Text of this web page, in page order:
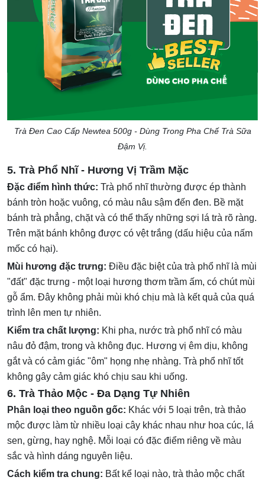
Trà Đen Cao Cấp Newtea 500g - Dùng Trong Pha Chế Trà Sữa
Đậm Vị.
5. Trà Phổ Nhĩ - Hương Vị Trầm Mặc
Đặc điểm hình thức: Trà phổ nhĩ thường được ép thành
bánh tròn hoặc vuông, có màu nâu sậm đến đen. Bề mặt
bánh trà phẳng, chặt và có thể thấy những sợi lá trà rõ ràng.
Trên mặt bánh không được có vệt trắng (dấu hiệu của nấm
mốc có hại).
Mùi hương đặc trưng: Điều đặc biệt của trà phổ nhĩ là mùi
"đất" đặc trưng - một loại hương thơm trầm ấm, có chút mùi
gỗ ẩm. Đây không phải mùi khó chịu mà là kết quả của quá
trình lên men tự nhiên.
Kiểm tra chất lượng: Khi pha, nước trà phổ nhĩ có màu
nâu đỏ đậm, trong và không đục. Hương vị êm dịu, không
gắt và có cảm giác "ôm" họng nhẹ nhàng. Trà phổ nhĩ tốt
không gây cảm giác khó chịu sau khi uống.
6. Trà Thảo Mộc - Đa Dạng Tự Nhiên
Phân loại theo nguồn gốc: Khác với 5 loại trên, trà thảo
mộc được làm từ nhiều loại cây khác nhau như hoa cúc, lá
sen, gừng, hay nghệ. Mỗi loại có đặc điểm riêng về màu
sắc và hình dáng nguyên liệu.
Cách kiểm tra chung: Bất kể loại nào, trà thảo mộc chất